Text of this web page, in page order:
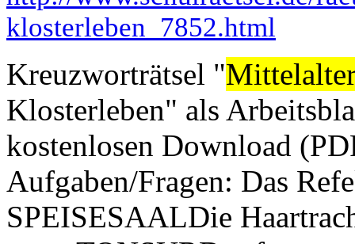
klosterleben_7852.html
Kreuzworträtsel "
Klosterleben" als
kostenlosen Download
Aufgaben/Fragen: Das
SPEISESAALDie